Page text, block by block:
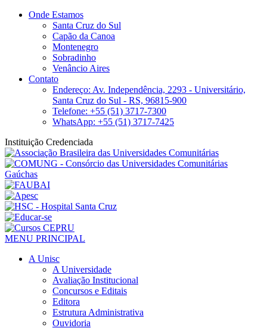
Onde Estamos
Santa Cruz do Sul
Capão da Canoa
Montenegro
Sobradinho
Venâncio Aires
Contato
Endereço: Av. Independência, 2293 - Universitário,
Santa Cruz do Sul - RS, 96815-900
Telefone: +55 (51) 3717-7300
WhatsApp: +55 (51) 3717-7425
Instituição Credenciada
MENU PRINCIPAL
A Unisc
A Universidade
Avaliação Institucional
Concursos e Editais
Editora
Estrutura Administrativa
Ouvidoria